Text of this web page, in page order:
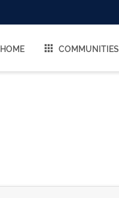
HOME COMMUNITIES